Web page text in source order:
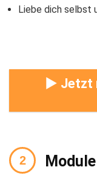
Liebe dich selbst
► Jetzt
Module